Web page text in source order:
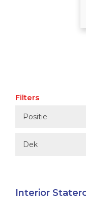
Filters
Positie
Dek
Interior